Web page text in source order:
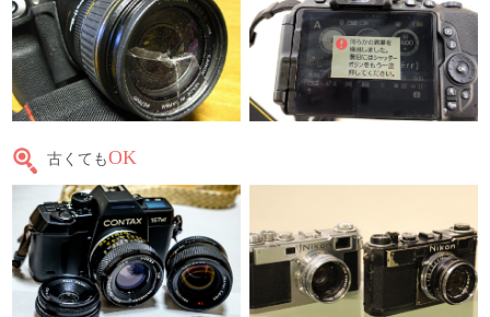
古くてもOK